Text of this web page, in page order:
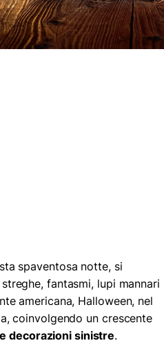
spaventosa notte, si
fantasmi, lupi mannari
americana, Halloween, nel
coinvolgendo un crescente
decorazioni sinistre.